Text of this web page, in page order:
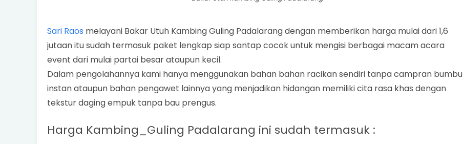
Sari Raos melayani Bakar Utuh Kambing Guling Padalarang dengan memberikan harga mulai dari 1,6
jutaan itu sudah termasuk paket lengkap siap santap cocok untuk mengisi berbagai macam acara
event dari mulai partai besar ataupun kecil.
Dalam pengolahannya kami hanya menggunakan bahan bahan racikan sendiri tanpa campran bumbu
instan ataupun bahan pengawet lainnya yang menjadikan hidangan memiliki cita rasa khas dengan
tekstur daging empuk tanpa bau prengus.
Harga Kambing_Guling Padalarang ini sudah termasuk :